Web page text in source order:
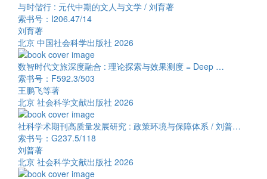
与时偕行 : 元代中期的文人与文学 / 刘育著
索书号：I206.47/14
刘育著
北京 中国社会科学出版社 2026
数智时代文旅深度融合 : 理论探索与效果测度 = Deep …
索书号：F592.3/503
王鹏飞等著
北京 社会科学文献出版社 2026
社科学术期刊高质量发展研究 : 政策环境与保障体系 / 刘普…
索书号：G237.5/118
刘普著
北京 社会科学文献出版社 2026